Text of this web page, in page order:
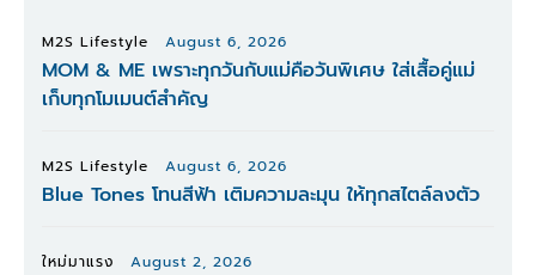
M2S Lifestyle August 6, 2026
MOM & ME เพราะทุกวันกับแม่คือวันพิเศษ ใส่เสื้อคู่แม่
เก็บทุกโมเมนต์สำคัญ
M2S Lifestyle August 6, 2026
Blue Tones โทนสีฟ้า เติมความละมุน ให้ทุกสไตล์ลงตัว
ใหม่มาแรง August 2, 2026